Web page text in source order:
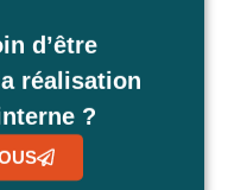
d’être
réalisation
?